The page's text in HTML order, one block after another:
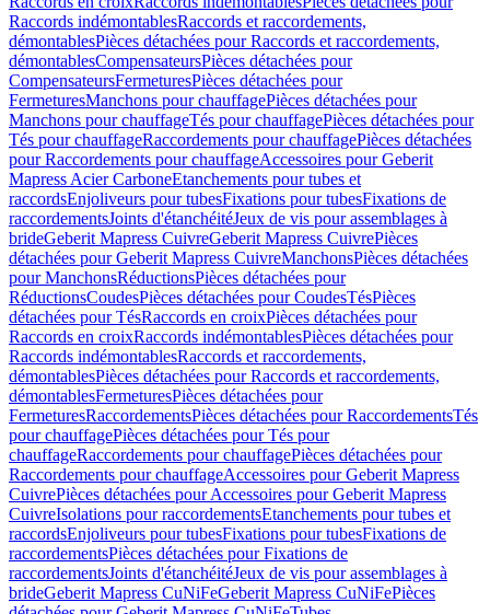
Raccords indémontablesRaccords et raccordements,
démontablesPièces détachées pour Raccords et raccordements,
démontablesCompensateursPièces détachées pour
CompensateursFermeturesPièces détachées pour
FermeturesManchons pour chauffagePièces détachées pour
Manchons pour chauffageTés pour chauffagePièces détachées pour
Tés pour chauffageRaccordements pour chauffagePièces détachées
pour Raccordements pour chauffageAccessoires pour Geberit
Mapress Acier CarboneEtanchements pour tubes et
raccordsEnjoliveurs pour tubesFixations pour tubesFixations de
raccordementsJoints d'étanchéitéJeux de vis pour assemblages à
brideGeberit Mapress CuivreGeberit Mapress CuivrePièces
détachées pour Geberit Mapress CuivreManchonsPièces détachées
pour ManchonsRéductionsPièces détachées pour
RéductionsCoudesPièces détachées pour CoudesTésPièces
détachées pour TésRaccords en croixPièces détachées pour
Raccords en croixRaccords indémontablesPièces détachées pour
Raccords indémontablesRaccords et raccordements,
démontablesPièces détachées pour Raccords et raccordements,
démontablesFermeturesPièces détachées pour
FermeturesRaccordementsPièces détachées pour RaccordementsTés
pour chauffagePièces détachées pour Tés pour
chauffageRaccordements pour chauffagePièces détachées pour
Raccordements pour chauffageAccessoires pour Geberit Mapress
CuivrePièces détachées pour Accessoires pour Geberit Mapress
CuivreIsolations pour raccordementsEtanchements pour tubes et
raccordsEnjoliveurs pour tubesFixations pour tubesFixations de
raccordementsPièces détachées pour Fixations de
raccordementsJoints d'étanchéitéJeux de vis pour assemblages à
brideGeberit Mapress CuNiFeGeberit Mapress CuNiFePièces